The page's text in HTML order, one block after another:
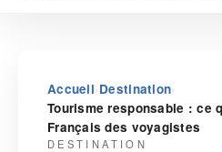
Accueil›Destination›
Tourisme responsable : ce
Français des voyagistes
DESTINATION